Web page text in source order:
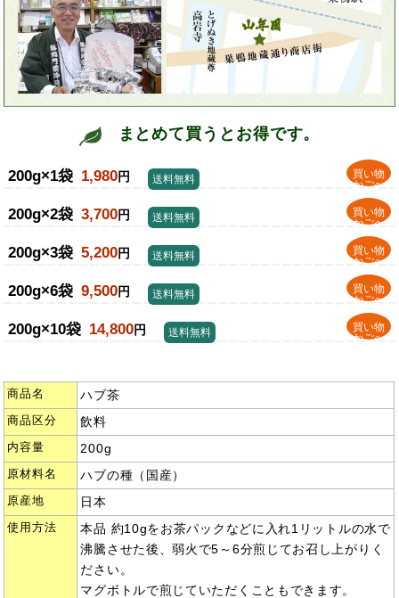
まとめて買うとお得です。
200g×1袋 1,980円
買い物
かごへ
送料無料
200g×2袋 3,700円
買い物
かごへ
送料無料
200g×3袋 5,200円
買い物
かごへ
送料無料
200g×6袋 9,500円
買い物
かごへ
送料無料
200g×10袋 14,800円
買い物
かごへ
送料無料
商品名 ハブ茶
商品区分 飲料
内容量 200g
原材料名 ハブの種（国産）
原産地 日本
使用方法
本品 約10gをお茶パックなどに入れ1リットルの水で
沸騰させた後、弱火で5～6分煎じてお召し上がりく
ださい。
マグボトルで煎じていただくこともできます。